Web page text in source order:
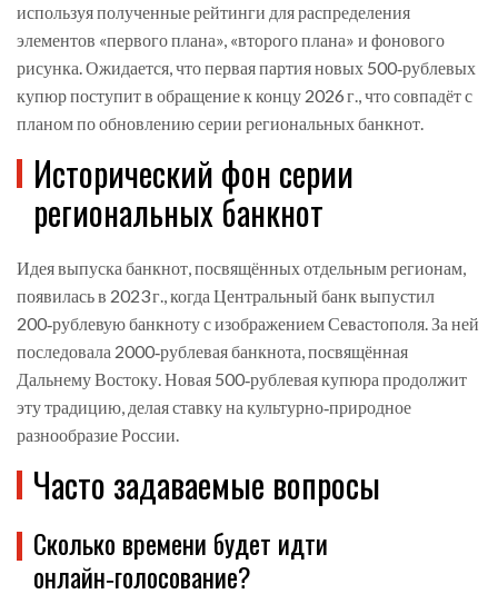
используя полученные рейтинги для распределения
элементов «первого плана», «второго плана» и фонового
рисунка. Ожидается, что первая партия новых 500‑рублевых
купюр поступит в обращение к концу 2026 г., что совпадёт с
планом по обновлению серии региональных банкнот.
Исторический фон серии
региональных банкнот
Идея выпуска банкнот, посвящённых отдельным регионам,
появилась в 2023 г., когда Центральный банк выпустил
200‑рублевую банкноту с изображением Севастополя. За ней
последовала 2000‑рублевая банкнота, посвящённая
Дальнему Востоку. Новая 500‑рублевая купюра продолжит
эту традицию, делая ставку на культурно‑природное
разнообразие России.
Часто задаваемые вопросы
Сколько времени будет идти
онлайн‑голосование?